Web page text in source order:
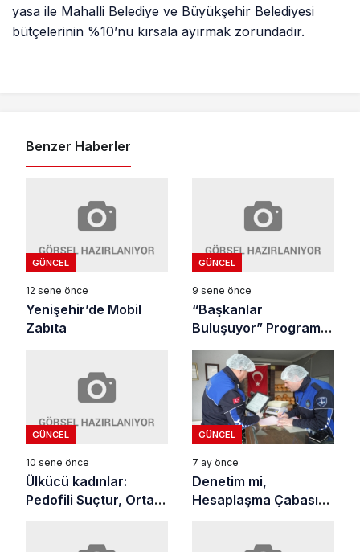
yasa ile Mahalli Belediye ve Büyükşehir Belediyesi
bütçelerinin %10’nu kırsala ayırmak zorundadır.
Benzer Haberler
GÜNCEL
12 sene önce
Yenişehir’de Mobil
Zabıta
GÜNCEL
9 sene önce
“Başkanlar
Buluşuyor” Programı
Yenişehir’de Yapıldı
GÜNCEL
10 sene önce
Ülkücü kadınlar:
Pedofili Suçtur, Ortak
GÜNCEL
7 ay önce
Denetim mi,
Hesaplaşma Çabası